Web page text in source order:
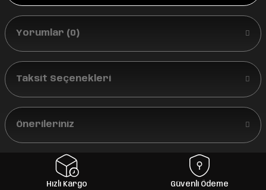
Yorumlar (0)
Taksit Seçenekleri
Önerileriniz
Hızlı Kargo Güvenli Ödeme